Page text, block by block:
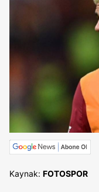
Kaynak: FOTOSPOR